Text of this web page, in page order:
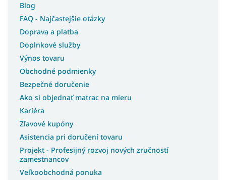
Blog
FAQ - Najčastejšie otázky
Doprava a platba
Doplnkové služby
Výnos tovaru
Obchodné podmienky
Bezpečné doručenie
Ako si objednať matrac na mieru
Kariéra
Zľavové kupóny
Asistencia pri doručení tovaru
Projekt - Profesijný rozvoj nových zručností
zamestnancov
Veľkoobchodná ponuka